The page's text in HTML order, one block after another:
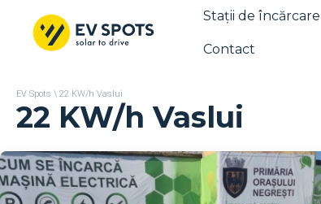
Stații de încărcare
Contact
EV Spots \ 22 KW/h Vaslui
22 KW/h Vaslui